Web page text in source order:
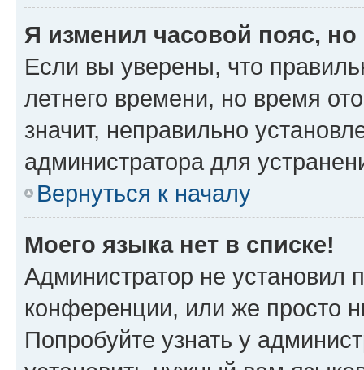
Я изменил часовой пояс,
Если вы уверены, что
летнего времени, но время
значит, неправильно
администратора для
Вернуться к началу
Моего языка нет в списке!
Администратор не установил
конференции, или же просто
Попробуйте узнать у